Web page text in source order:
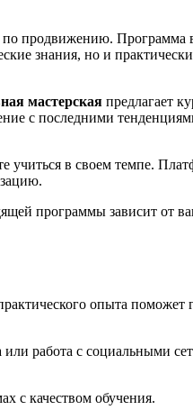
по продвижению. Программа
знания, но и
мастерская предлагает
с последними
учиться в своем темпе.
программы зависит от
опыта поможет
или работа с социальными
с качеством обучения.